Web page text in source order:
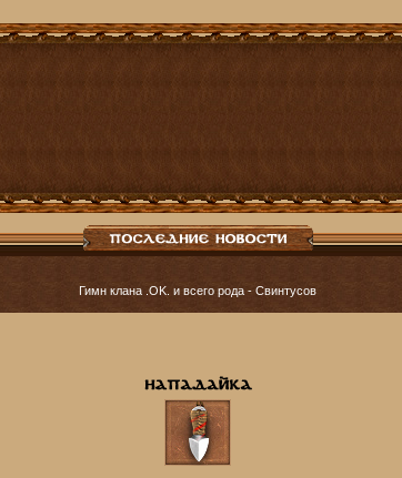
Гимн клана .OK. и всего рода - Cвинтусов